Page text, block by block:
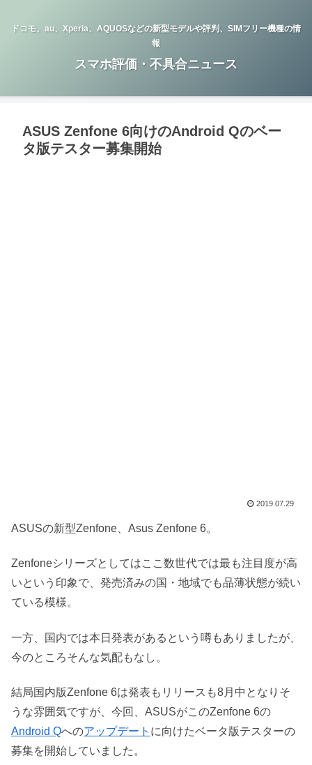
ドコモ、au、Xperia、AQUOSなどの新型モデルや評判、SIMフリー機種の情
報
スマホ評価・不具合ニュース
ASUS Zenfone 6向けのAndroid Qのベー
タ版テスター募集開始
2019.07.29
ASUSの新型Zenfone、Asus Zenfone 6。
Zenfoneシリーズとしてはここ数世代では最も注目度が高
いという印象で、発売済みの国・地域でも品薄状態が続い
ている模様。
一方、国内では本日発表があるという噂もありましたが、
今のところそんな気配もなし。
結局国内版Zenfone 6は発表もリリースも8月中となりそ
うな雰囲気ですが、今回、ASUSがこのZenfone 6の
Android Qへのアップデート に向けたベータ版テスターの
募集を開始していました。